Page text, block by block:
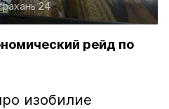
24
рейд по
изобилие